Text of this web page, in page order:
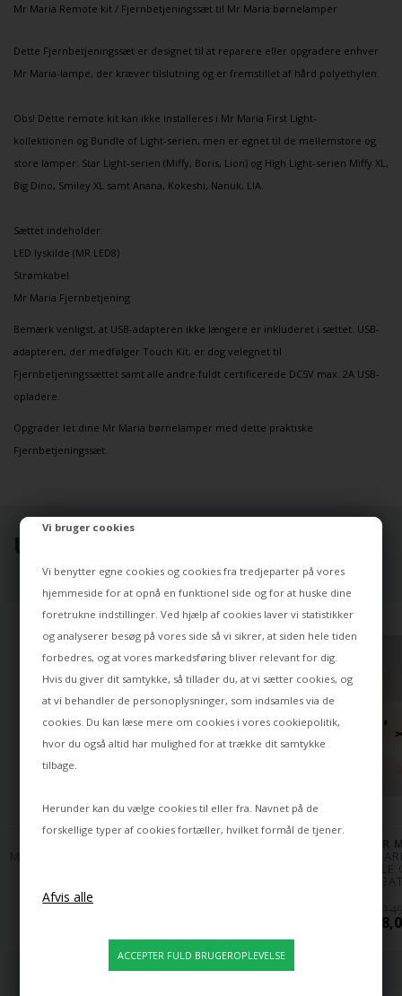
Vi bruger cookies
Vi benytter egne cookies og cookies fra tredjeparter på vores
hjemmeside for at opnå en funktionel side og for at huske dine
foretrukne indstillinger. Ved hjælp af cookies laver vi statistikker
og analyserer besøg på vores side så vi sikrer, at siden hele tiden
forbedres, og at vores markedsføring bliver relevant for dig.
Hvis du giver dit samtykke, så tillader du, at vi sætter cookies, og
at vi behandler de personoplysninger, som indsamles via de
cookies. Du kan læse mere om cookies i vores cookiepolitik,
hvor du også altid har mulighed for at trække dit samtykke
tilbage.
Herunder kan du vælge cookies til eller fra. Navnet på de
forskellige typer af cookies fortæller, hvilket formål de tjener.
Mr Maria Remote kit / Fjernbetjeningssæt til Mr Maria børnelamper
Dette Fjernbetjeningssæt er designet til at reparere eller opgradere enhver
Mr Maria-lampe, der kræver tilslutning og er fremstillet af hård polyethylen.
Obs! Dette remote kit kan ikke installeres i Mr Maria First Light-
kollektionen og Bundle of Light-serien, men er egnet til de mellemstore og
store lamper: Star Light-serien (Miffy, Boris, Lion) og High Light-serien Miffy XL,
Big Dino, Smiley XL samt Anana, Kokeshi, Nanuk, LIA.
Sættet indeholder:
LED lyskilde (MR LED8)
Strømkabel
Mr Maria Fjernbetjening
Bemærk venligst, at USB-adapteren ikke længere er inkluderet i sættet. USB-
adapteren, der medfølger Touch Kit, er dog velegnet til
Fjernbetjeningssættet samt alle andre fuldt certificerede DC5V max. 2A USB-
opladere.
Opgrader let dine Mr Maria børnelamper med dette praktiske
Fjernbetjeningssæt.
UDVALGT TIL DIG ⭐
MR MARIA BORIS FIRST
519,00
MR
MR
BØRNE